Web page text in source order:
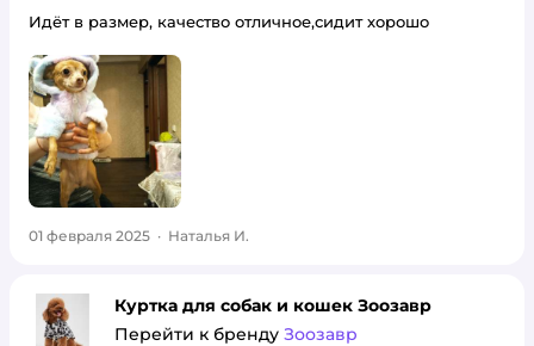
Идёт в размер, качество отличное,сидит хорошо
01 февраля 2025 · Наталья И.
Куртка для собак и кошек Зоозавр
Перейти к бренду Зоозавр